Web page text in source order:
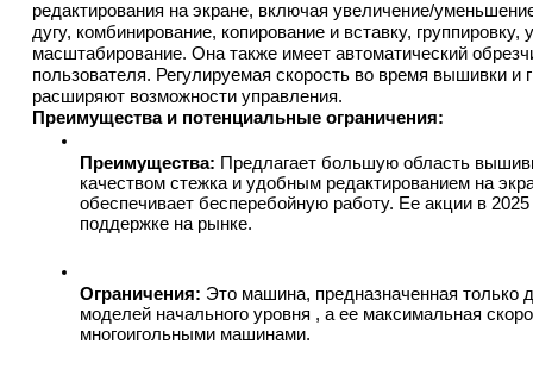
редактирования на экране, включая увеличение/
дугу, комбинирование, копирование и вставку,
масштабирование. Она также имеет автоматический
пользователя. Регулируемая скорость во время вышивки
расширяют возможности управления.
Преимущества и потенциальные ограничения:
Преимущества: Предлагает большую область
качеством стежка и удобным редактированием на
обеспечивает бесперебойную работу. Ее акции в
поддержке на рынке.
Ограничения: Это машина, предназначенная
моделей начального уровня , а ее максимальная
многоигольными машинами.